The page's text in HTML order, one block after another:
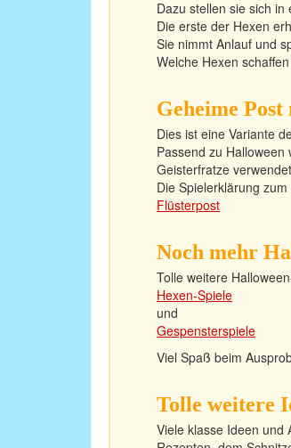
Dazu stellen sie sich in
Die erste der Hexen
Sie nimmt Anlauf und
Welche Hexen
Geheime
Dies ist eine Variante
Passend zu
Geisterfratze
Die Spielerklärung
Flüsterpost
Noch mehr
Tolle weitere
Hexen-Spiele
und
Gespensterspiele
Viel Spaß beim
Tolle weitere
Viele klasse Ideen und